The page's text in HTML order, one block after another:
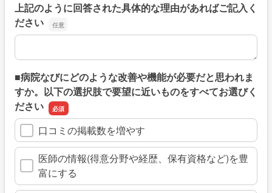
上記のように回答された具体的な理由があればご記入く
ださい
上記のように回答された具体的な理由があればご記入くだ
■病院なびにどのような改善や機能が必要だと思われま
すか。以下の選択肢で要望に近いものをすべてお選びく
ださい
口コミの掲載数を増やす
医師の情報(得意分野や経歴、保有資格など)を豊
富にする